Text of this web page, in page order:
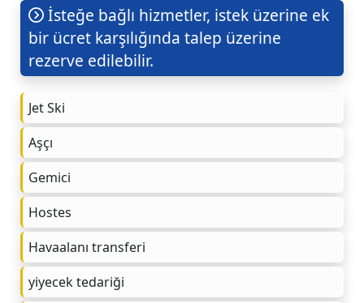
İsteğe bağlı hizmetler, istek üzerine ek
bir ücret karşılığında talep üzerine
rezerve edilebilir.
Jet Ski
Aşçı
Gemici
Hostes
Havaalanı transferi
yiyecek tedariği